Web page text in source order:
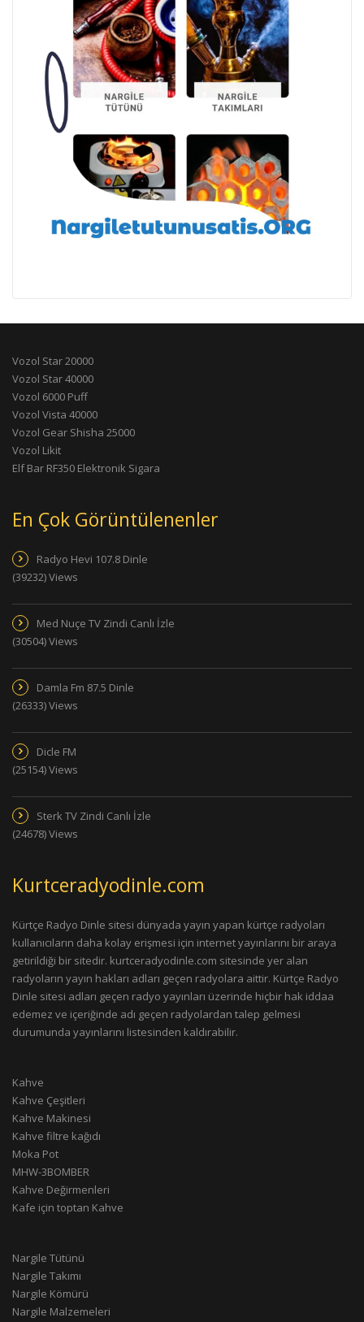
Vozol Star 20000
Vozol Star 40000
Vozol 6000 Puff
Vozol Vista 40000
Vozol Gear Shisha 25000
Vozol Likit
Elf Bar RF350 Elektronik Sigara
En Çok Görüntülenenler
Radyo Hevi 107.8 Dinle
(39232) Views
Med Nuçe TV Zindi Canlı İzle
(30504) Views
Damla Fm 87.5 Dinle
(26333) Views
Dicle FM
(25154) Views
Sterk TV Zindi Canlı İzle
(24678) Views
Kurtceradyodinle.com
Kürtçe Radyo Dinle sitesi dünyada yayın yapan kürtçe radyoları
kullanıcıların daha kolay erişmesi için internet yayınlarını bir araya
getirildiği bir sitedir. kurtceradyodinle.com sitesinde yer alan
radyoların yayın hakları adları geçen radyolara aittir. Kürtçe Radyo
Dinle sitesi adları geçen radyo yayınları üzerinde hiçbir hak iddaa
edemez ve içeriğinde adı geçen radyolardan talep gelmesi
durumunda yayınlarını listesinden kaldırabilir.
Kahve
Kahve Çeşitleri
Kahve Makinesi
Kahve filtre kağıdı
Moka Pot
MHW-3BOMBER
Kahve Değirmenleri
Kafe için toptan Kahve
Nargile Tütünü
Nargile Takımı
Nargile Kömürü
Nargile Malzemeleri